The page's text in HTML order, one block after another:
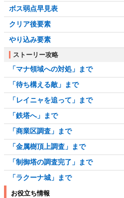
ボス弱点早見表
クリア後要素
やり込み要素
ストーリー攻略
「マナ領域への対処」まで
「待ち構える敵」まで
「レイニャを追って」まで
「鉄塔へ」まで
「商業区調査」まで
「金属樹頂上調査」まで
「制御塔の調査完了」まで
「ラクーナ城」まで
お役立ち情報